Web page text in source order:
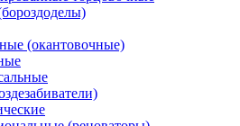
(окантовочные)